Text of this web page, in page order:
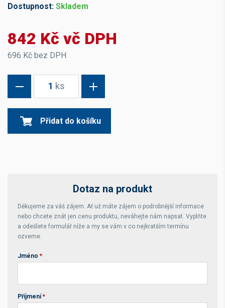
Dostupnost: Skladem
842 Kč vč DPH
696 Kč bez DPH
1 ks
Přidat do košíku
Dotaz na produkt
Děkujeme za váš zájem. Ať už máte zájem o podrobnější informace
nebo chcete znát jen cenu produktu, neváhejte nám napsat. Vyplňte
a odešlete formulář níže a my se vám v co nejkratším termínu
ozveme.
Jméno *
Příjmení *